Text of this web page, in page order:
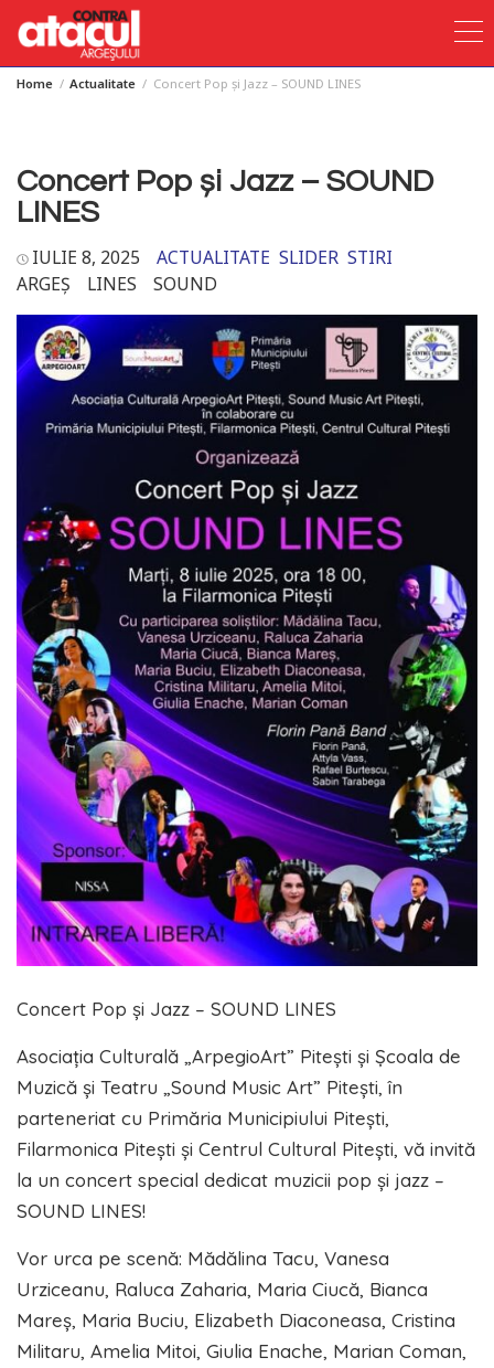
SkipHome Actualitate Concert Pop și Jazz – SOUND LINES
Concert Pop și Jazz – SOUND
LINES
IULIE 8, 2025 ACTUALITATE SLIDER STIRI
ARGEȘ
LINES SOUND
Concert Pop și Jazz – SOUND LINES
Asociația Culturală „ArpegioArt” Pitești și Școala de
Muzică și Teatru „Sound Music Art” Pitești, în
parteneriat cu Primăria Municipiului Pitești,
Filarmonica Pitești și Centrul Cultural Pitești, vă invită
la un concert special dedicat muzicii pop și jazz –
SOUND LINES!
Vor urca pe scenă: Mădălina Tacu, Vanesa
Urziceanu, Raluca Zaharia, Maria Ciucă, Bianca
Mareș, Maria Buciu, Elizabeth Diaconeasa, Cristina
Militaru, Amelia Mitoi, Giulia Enache, Marian Coman,